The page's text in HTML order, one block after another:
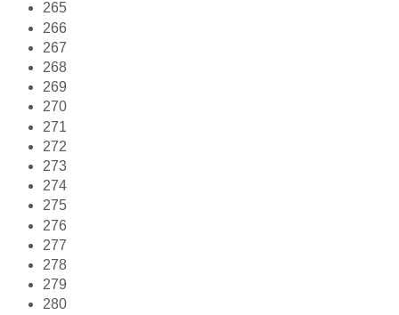
265
266
267
268
269
270
271
272
273
274
275
276
277
278
279
280